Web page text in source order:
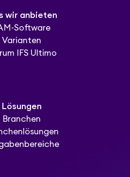
wir anbieten
Software
Varianten
IFS Ultimo
Lösungen
Branchen